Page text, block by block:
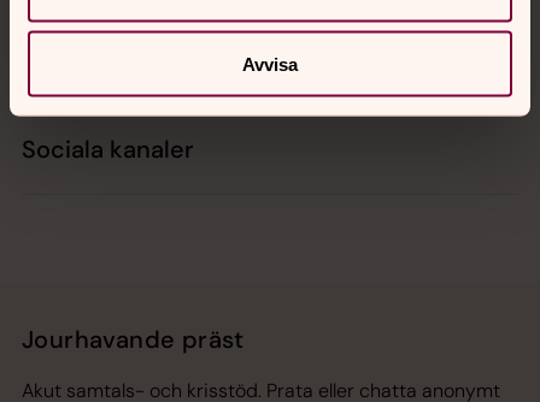
Avvisa
Sociala kanaler
Jourhavande präst
Akut samtals- och krisstöd. Prata eller chatta anonymt